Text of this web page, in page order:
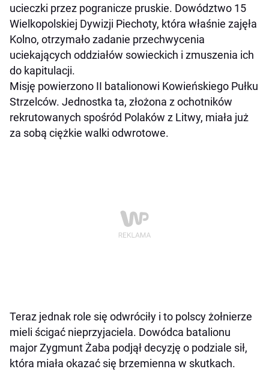
ucieczki przez pogranicze pruskie. Dowództwo 15
Wielkopolskiej Dywizji Piechoty, która właśnie zajęła
Kolno, otrzymało zadanie przechwycenia
uciekających oddziałów sowieckich i zmuszenia ich
do kapitulacji.
Misję powierzono II batalionowi Kowieńskiego Pułku
Strzelców. Jednostka ta, złożona z ochotników
rekrutowanych spośród Polaków z Litwy, miała już
za sobą ciężkie walki odwrotowe.
Teraz jednak role się odwróciły i to polscy żołnierze
mieli ścigać nieprzyjaciela. Dowódca batalionu
major Zygmunt Żaba podjął decyzję o podziale sił,
która miała okazać się brzemienna w skutkach.